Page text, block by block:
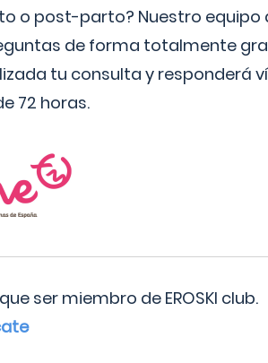
o post-parto? Nuestro
de forma totalmente
tu consulta y responderá
72 horas.
ser miembro de EROSKI club.